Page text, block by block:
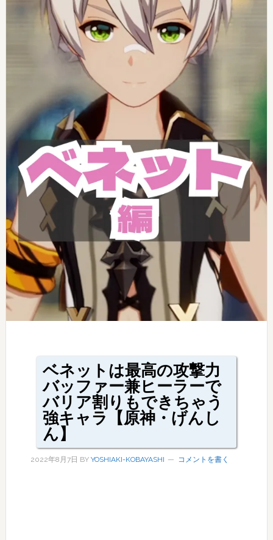
ベネットは最高の攻撃力
バッファー兼ヒーラーで
バリア割りもできちゃう
強キャラ【原神・げんし
ん】
2022年8月7日 BY YOSHIAKI-KOBAYASHI コメントを書く